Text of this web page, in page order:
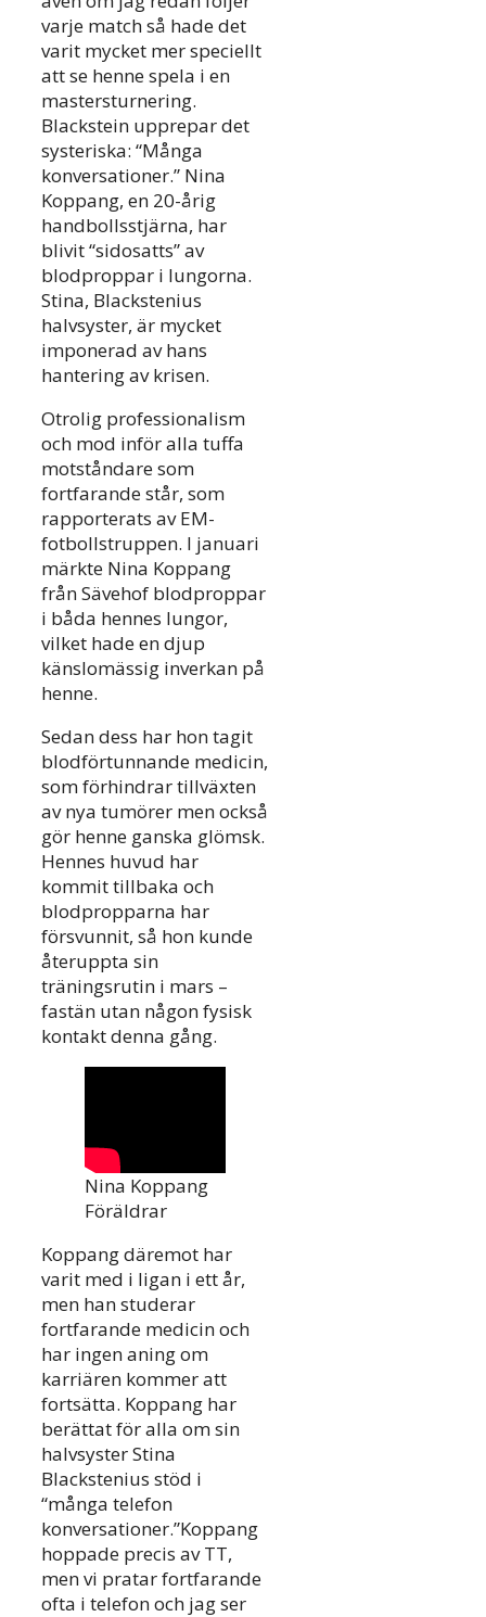
varje match så hade det
varit mycket mer speciellt
att se henne spela i en
mastersturnering.
Blackstein upprepar det
systeriska: “Många
konversationer.” Nina
Koppang, en 20-årig
handbollsstjärna, har
blivit “sidosatts” av
blodproppar i lungorna.
Stina, Blackstenius
halvsyster, är mycket
imponerad av hans
hantering av krisen.
Otrolig professionalism
och mod inför alla tuffa
motståndare som
fortfarande står, som
rapporterats av EM-
fotbollstruppen. I januari
märkte Nina Koppang
från Sävehof blodproppar
i båda hennes lungor,
vilket hade en djup
känslomässig inverkan på
henne.
Sedan dess har hon tagit
blodförtunnande medicin,
som förhindrar tillväxten
av nya tumörer men också
gör henne ganska glömsk.
Hennes huvud har
kommit tillbaka och
blodpropparna har
försvunnit, så hon kunde
återuppta sin
träningsrutin i mars –
fastän utan någon fysisk
kontakt denna gång.
Nina Koppang
Föräldrar
Koppang däremot har
varit med i ligan i ett år,
men han studerar
fortfarande medicin och
har ingen aning om
karriären kommer att
fortsätta. Koppang har
berättat för alla om sin
halvsyster Stina
Blackstenius stöd i
“många telefon
konversationer.”Koppang
hoppade precis av TT,
men vi pratar fortfarande
ofta i telefon och jag ser